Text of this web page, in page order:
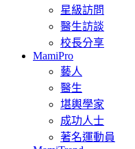
星級訪問
醫生訪談
校長分享
MamiPro
藝人
醫生
堪輿學家
成功人士
著名運動員